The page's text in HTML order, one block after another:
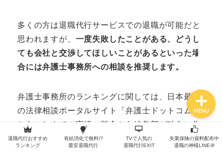
多くの方は退職代行サービスでの退職が可能だと
思われますが、 一度失敗したことがある、どうし
ても会社と交渉してほしいことがあるといった場
合には弁護士事務所への相談を推奨します。
弁護士事務所のランキングに関しては、日本最大
の法律相談ポータルサイト「弁護士ドットコム」
からこれまでの実績、料金から編集部が独自に作
成しました。
退職代行おすすめ
ランキング
有給消化で無料!?
最安退職代行
TVで人気の
退職代行EXIT
失業保険の資料配布中
退職の神様LINE＠
MENU
各退職代行サービス
職種別の退職体験談